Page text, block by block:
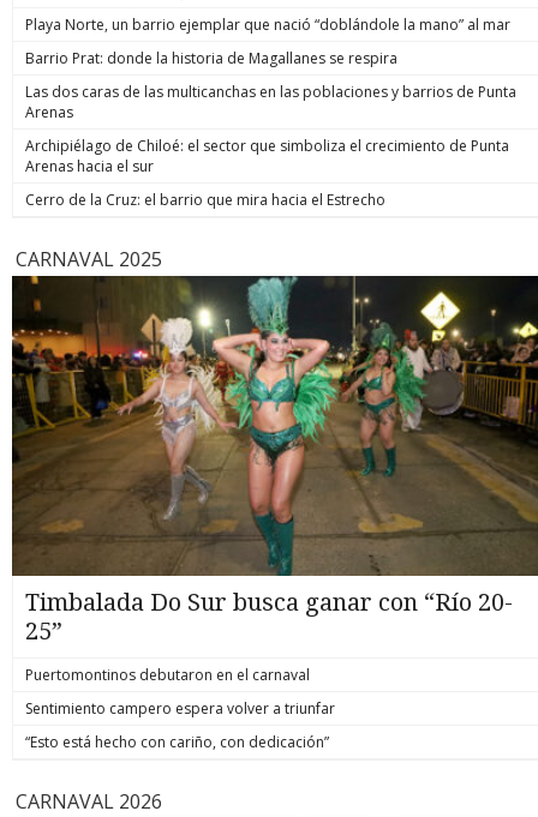
de estos
hoy está
todos los
anunció
Playa Norte, un barrio ejemplar que nació “doblándole la mano” al mar
Barrio Prat: donde la historia de Magallanes se respira
Las dos caras de las multicanchas en las poblaciones y barrios de Punta
Arenas
Archipiélago de Chiloé: el sector que simboliza el crecimiento de Punta
Arenas hacia el sur
Cerro de la Cruz: el barrio que mira hacia el Estrecho
CARNAVAL 2025
Timbalada Do Sur busca ganar con “Río 20-
25”
Puertomontinos debutaron en el carnaval
Sentimiento campero espera volver a triunfar
“Esto está hecho con cariño, con dedicación”
CARNAVAL 2026